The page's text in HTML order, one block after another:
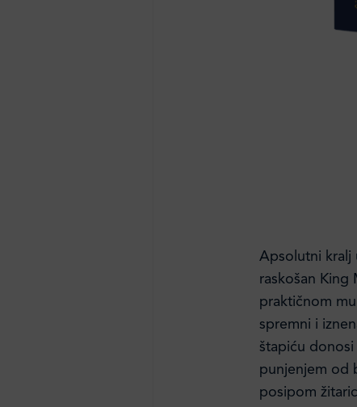
Apsolutni kralj
raskošan King
praktičnom
spremni i
štapiću
punjenjem od
posipom